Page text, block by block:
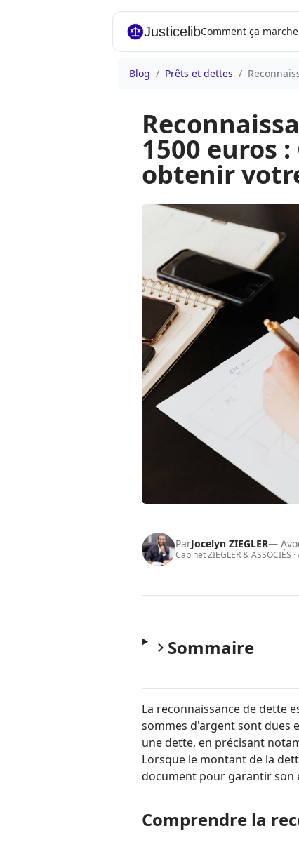
JusticelibComment ça marche
Blog Prêts et dettes
1500 euros
obtenir
ParJocelyn ZIEGLER—
Cabinet ZIEGLER & ASSOCIÉS
Sommaire
La reconnaissance de dette
sommes d'argent sont dues
une dette, en précisant
Lorsque le montant de la
document pour garantir son
Comprendre la